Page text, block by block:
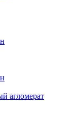
агломерат